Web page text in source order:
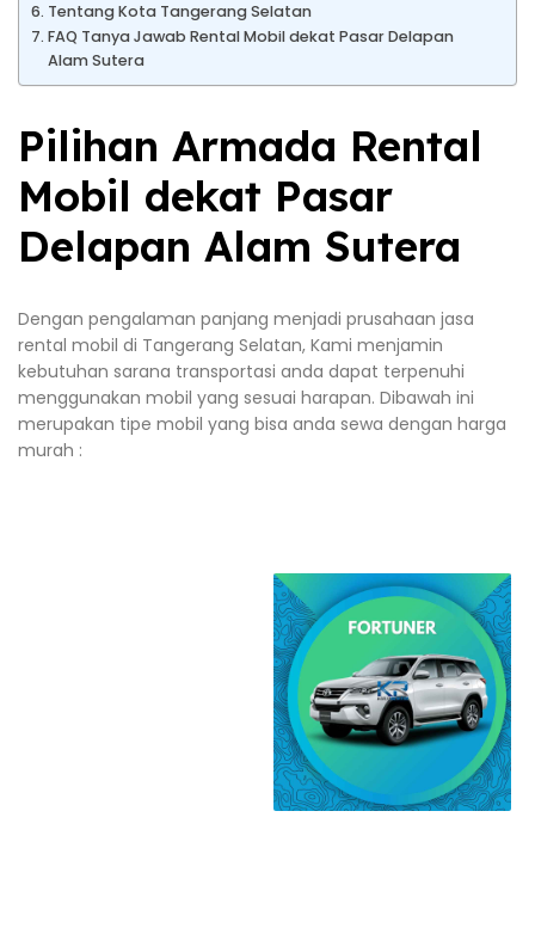
Tentang Kota Tangerang Selatan
FAQ Tanya Jawab Rental Mobil dekat Pasar Delapan
Alam Sutera
Pilihan Armada Rental
Mobil dekat Pasar
Delapan Alam Sutera
Dengan pengalaman panjang menjadi prusahaan jasa
rental mobil di Tangerang Selatan, Kami menjamin
kebutuhan sarana transportasi anda dapat terpenuhi
menggunakan mobil yang sesuai harapan. Dibawah ini
merupakan tipe mobil yang bisa anda sewa dengan harga
murah :